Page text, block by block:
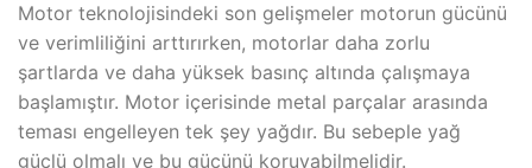
Motor teknolojisindeki son gelişmeler motorun gücünü
ve verimliliğini arttırırken, motorlar daha zorlu
şartlarda ve daha yüksek basınç altında çalışmaya
başlamıştır. Motor içerisinde metal parçalar arasında
teması engelleyen tek şey yağdır. Bu sebeple yağ
güçlü olmalı ve bu gücünü koruyabilmelidir.